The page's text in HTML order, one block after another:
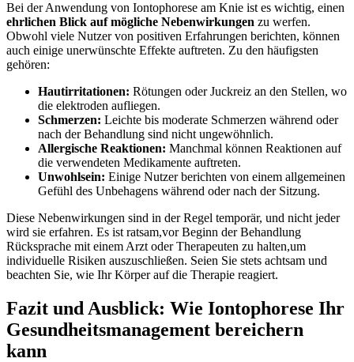
Bei⁢ der ⁤Anwendung von⁤ Iontophorese am ⁢Knie‍ ist ‌es wichtig, ​einen
ehrlichen Blick auf mögliche Nebenwirkungen zu‌ werfen.
Obwohl viele ⁢Nutzer von positiven Erfahrungen berichten,⁣ können
⁣auch einige unerwünschte Effekte auftreten. Zu⁢ den häufigsten
gehören:
Hautirritationen: Rötungen⁣ oder ‌Juckreiz an den ‌Stellen, wo
die elektroden aufliegen.
Schmerzen: ‌Leichte bis moderate Schmerzen während oder⁢
nach der‍ Behandlung⁢ sind‌ nicht⁣ ungewöhnlich.
Allergische Reaktionen: Manchmal können​ Reaktionen auf
‌die verwendeten Medikamente auftreten.
Unwohlsein: Einige ‍Nutzer berichten von einem allgemeinen
Gefühl des Unbehagens während​ oder nach⁣ der Sitzung.
Diese Nebenwirkungen sind in der⁤ Regel temporär, und ⁣nicht jeder
⁣wird⁣ sie ⁤erfahren. Es ist ratsam,vor⁣ Beginn ‍der Behandlung
Rücksprache mit einem Arzt ​oder Therapeuten zu halten,um
individuelle​ Risiken​ auszuschließen. Seien Sie⁢ stets achtsam und
beachten⁤ Sie, wie⁤ Ihr Körper auf die Therapie reagiert.
Fazit und Ausblick:⁤ Wie ‌Iontophorese Ihr‍
Gesundheitsmanagement‌ bereichern
kann